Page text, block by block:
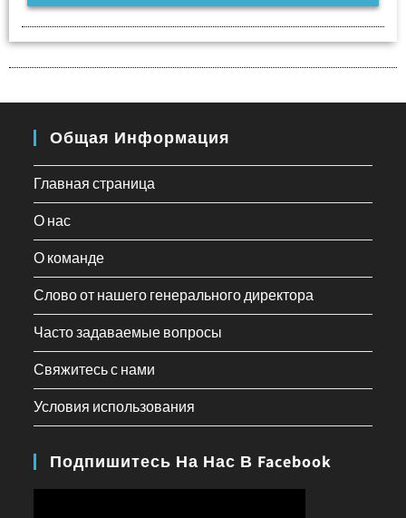
Общая Информация
Главная страница
О нас
О команде
Слово от нашего генерального директора
Часто задаваемые вопросы
Свяжитесь с нами
Условия использования
Подпишитесь На Нас В Facebook